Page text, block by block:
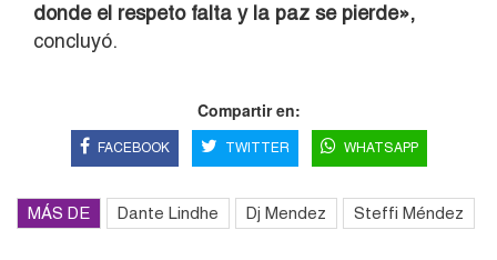
donde el respeto falta y la paz se pierde»,
concluyó.
Compartir en:
FACEBOOK TWITTER WHATSAPP
MÁS DE Dante Lindhe Dj Mendez Steffi Méndez